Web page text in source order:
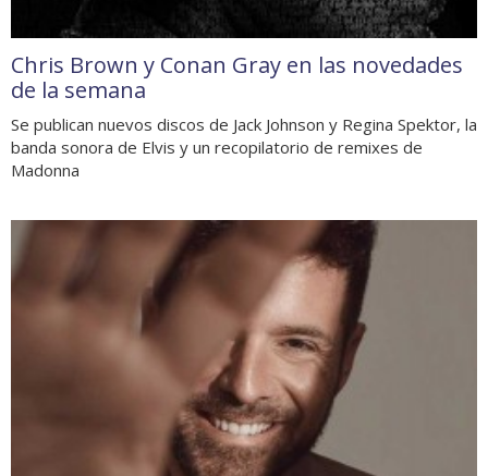
Chris Brown y Conan Gray en las novedades
de la semana
Se publican nuevos discos de Jack Johnson y Regina Spektor, la
banda sonora de Elvis y un recopilatorio de remixes de
Madonna